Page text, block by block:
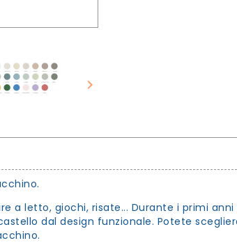

a letto, giochi, risate... Durante i primi
dal design funzionale. Potete